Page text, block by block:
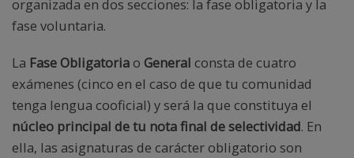
organizada en dos secciones: la fase obligatoria y la
fase voluntaria.
La Fase Obligatoriao General consta de cuatro
exámenes (cinco en el caso de que tu comunidad
tenga lengua cooficial) y será la que constituya el
núcleo principal de tu nota final de selectividad. En
ella, las asignaturas de carácter obligatorio son